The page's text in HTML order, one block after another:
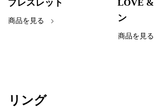
ブレスレット
商品を見る
LOVE &
ン
商品を見る
リング